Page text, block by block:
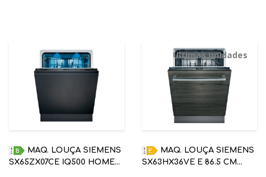
SX65ZX07CE IQ500 HOME
Últimas unidades
SX63HX36VE E 86.5 CM